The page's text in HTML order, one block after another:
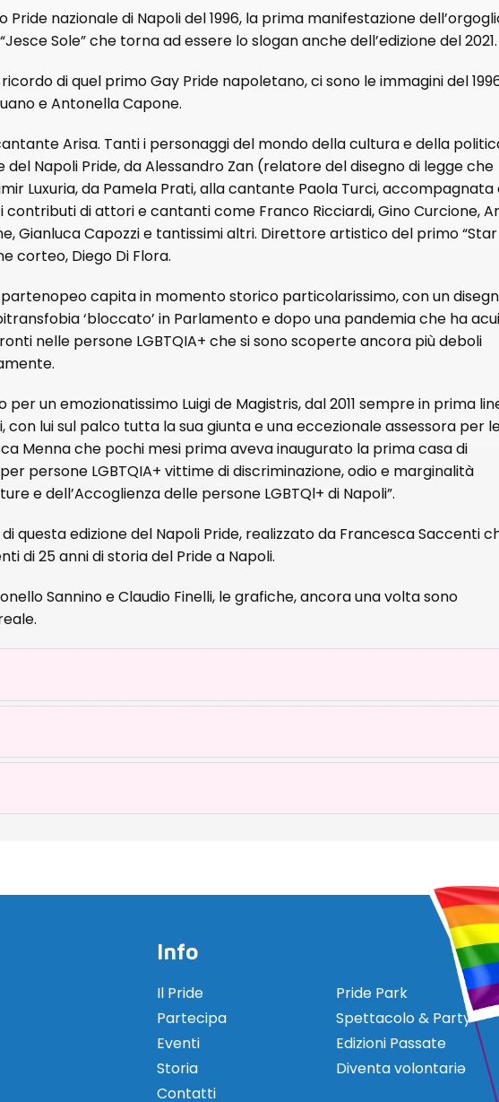
nazionale di Napoli del 1996, la prima manifestazione
Sole” che torna ad essere lo slogan anche dell’edizione del 2021.
di quel primo Gay Pride napoletano, ci sono le immagini del
e Antonella Capone.
Arisa. Tanti i personaggi del mondo della cultura e della
del Napoli Pride, da Alessandro Zan (relatore del disegno di legge che
Luxuria, da Pamela Prati, alla cantante Paola Turci, accompagnata
contributi di attori e cantanti come Franco Ricciardi, Gino Curcione,
Gianluca Capozzi e tantissimi altri. Direttore artistico del primo “Star
corteo, Diego Di Flora.
capita in momento storico particolarissimo, con un
‘bloccato’ in Parlamento e dopo una pandemia che ha
nelle persone LGBTQIA+ che si sono scoperte ancora più deboli
per un emozionatissimo Luigi de Magistris, dal 2011 sempre in prima
lui sul palco tutta la sua giunta e una eccezionale assessora per
Menna che pochi mesi prima aveva inaugurato la prima casa di
persone LGBTQIA+ vittime di discriminazione, odio e marginalità
e dell’Accoglienza delle persone LGBTQl+ di Napoli”.
questa edizione del Napoli Pride, realizzato da Francesca Saccenti
di 25 anni di storia del Pride a Napoli.
Sannino e Claudio Finelli, le grafiche, ancora una volta sono
Info
Il Pride
Pride Park
Partecipa
Spettacolo & Party
Eventi
Edizioni Passate
Storia
Diventa volontariə
Contatti